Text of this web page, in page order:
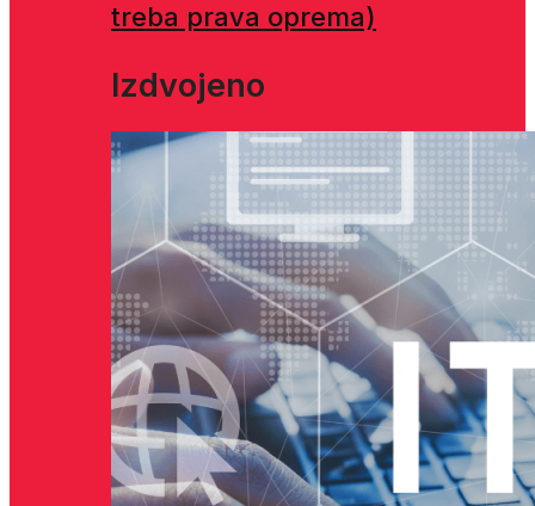
treba prava oprema)
Izdvojeno